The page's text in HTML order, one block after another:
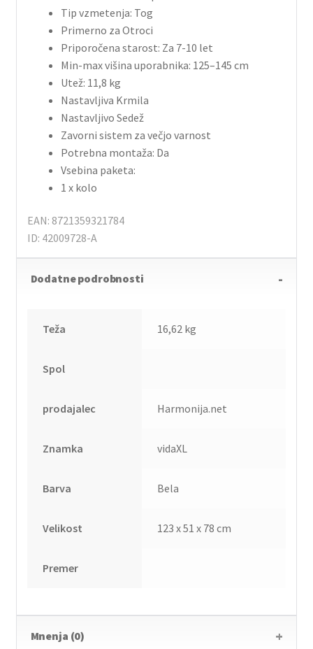
Tip vzmetenja: Tog
Primerno za Otroci
Priporočena starost: Za 7-10 let
Min-max višina uporabnika: 125–145 cm
Utež: 11,8 kg
Nastavljiva Krmila
Nastavljivo Sedež
Zavorni sistem za večjo varnost
Potrebna montaža: Da
Vsebina paketa:
1 x kolo
EAN: 8721359321784
ID: 42009728-A
Dodatne podrobnosti
Teža 16,62 kg
Spol
prodajalec Harmonija.net
Znamka vidaXL
Barva Bela
Velikost 123 x 51 x 78 cm
Premer
Mnenja (0)